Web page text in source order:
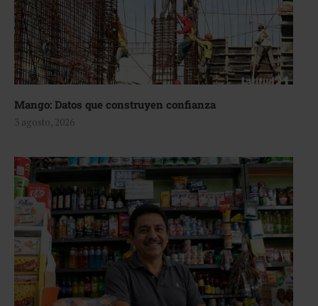
Mango: Datos que construyen confianza
3 agosto, 2026